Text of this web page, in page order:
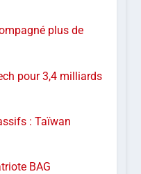
plus de
pour 3,4 milliards
: Taïwan
BAG